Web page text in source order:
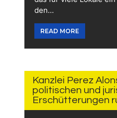
den…
READ MORE
Kanzlei Perez
politischen und
Erschütterungen